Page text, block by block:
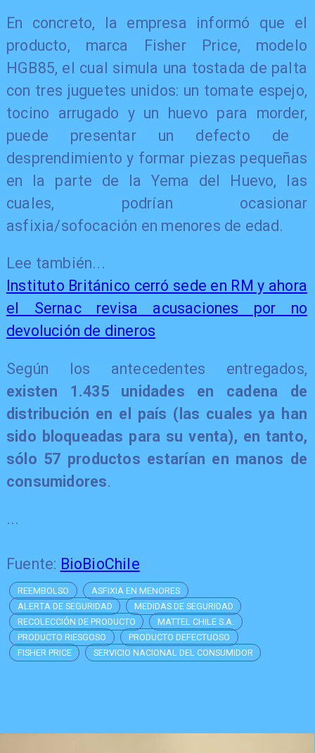
En concreto, la empresa informó que el
producto, marca Fisher Price, modelo
HGB85, el cual simula una tostada de palta
con tres juguetes unidos: un tomate espejo,
tocino arrugado y un huevo para morder,
puede presentar un defecto de
desprendimiento y formar piezas pequeñas
en la parte de la Yema del Huevo, las
cuales, podrían ocasionar
asfixia/sofocación en menores de edad.
Lee también...
Instituto Británico cerró sede en RM y ahora
el Sernac revisa acusaciones por no
devolución de dineros
Según los antecedentes entregados,
existen 1.435 unidades en cadena de
distribución en el país (las cuales ya han
sido bloqueadas para su venta), en tanto,
sólo 57 productos estarían en manos de
consumidores.
...
Fuente: BioBioChile
REEMBOLSO
ASFIXIA EN MENORES
ALERTA DE SEGURIDAD
MEDIDAS DE SEGURIDAD
RECOLECCIÓN DE PRODUCTO
MATTEL CHILE S.A.
PRODUCTO RIESGOSO
PRODUCTO DEFECTUOSO
FISHER PRICE
SERVICIO NACIONAL DEL CONSUMIDOR